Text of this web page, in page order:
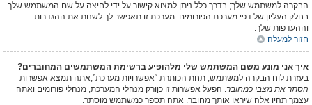
הבקרה למשתמש שלך; בדרך כלל ניתן למצוא קישור על ידי לחיצה על שם המשתמש שלך
בחלק העליון של דפי מערכת הפורומים. מערכת זו תאפשר לך לשנות את ההגדרות
וההעדפות שלך.
חזור למעלה
איך אני מונע משם המשתמש שלי מלהופיע ברשימת המשתמשים המחוברים?
בעזרת לוח הבקרה למשתמש, תחת הכותרת “אפשרויות מערכת”,אתה תמצא אפשרות
הסתר את מצבי כמחובר. הפעל אפשרות זו כןורק מנהלי המערכת, מנהלי פורומים ואתה
עצמך תהיו אלה שיראו אותך מחובר. אתה תספר כמשתמש מוסתר.